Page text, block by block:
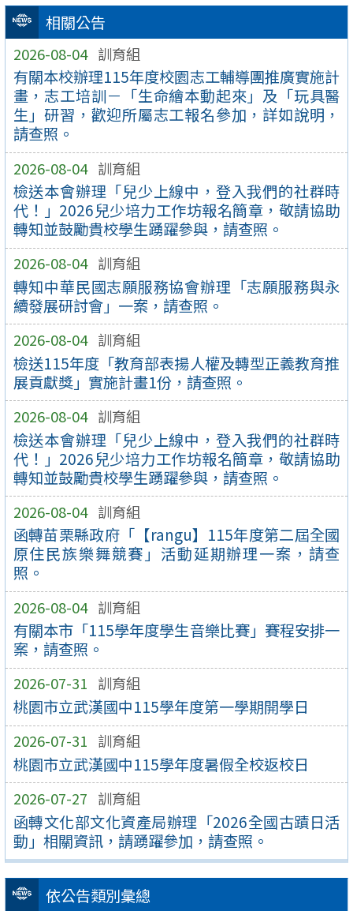
相關公告
2026-08-04 訓育組
有關本校辦理115年度校園志工輔導團推廣實施計
畫，志工培訓－「生命繪本動起來」及「玩具醫
生」研習，歡迎所屬志工報名參加，詳如說明，
請查照。
2026-08-04 訓育組
檢送本會辦理「兒少上線中，登入我們的社群時
代！」2026兒少培力工作坊報名簡章，敬請協助
轉知並鼓勵貴校學生踴躍參與，請查照。
2026-08-04 訓育組
轉知中華民國志願服務協會辦理「志願服務與永
續發展研討會」一案，請查照。
2026-08-04 訓育組
檢送115年度「教育部表揚人權及轉型正義教育推
展貢獻獎」實施計畫1份，請查照。
2026-08-04 訓育組
檢送本會辦理「兒少上線中，登入我們的社群時
代！」2026兒少培力工作坊報名簡章，敬請協助
轉知並鼓勵貴校學生踴躍參與，請查照。
2026-08-04 訓育組
函轉苗栗縣政府「【rangu】115年度第二屆全國
原住民族樂舞競賽」活動延期辦理一案，請查
照。
2026-08-04 訓育組
有關本市「115學年度學生音樂比賽」賽程安排一
案，請查照。
2026-07-31 訓育組
桃園市立武漢國中115學年度第一學期開學日
2026-07-31 訓育組
桃園市立武漢國中115學年度暑假全校返校日
2026-07-27 訓育組
函轉文化部文化資產局辦理「2026全國古蹟日活
動」相關資訊，請踴躍參加，請查照。
依公告類別彙總